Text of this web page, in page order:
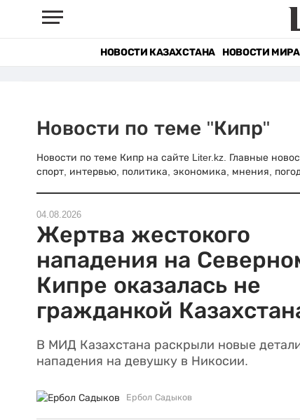
НОВОСТИ КАЗАХСТАНА НОВОСТИ МИРА
Новости по теме "Кипр"
Новости по теме Кипр на сайте Liter.kz. Главные
спорт, интервью, политика, экономика, мнения,
04.08.2026
Жертва жестокого
нападения на
Кипре оказалась не
гражданкой
В МИД Казахстана раскрыли новые
нападения на девушку в Никосии.
Ербол Садыков